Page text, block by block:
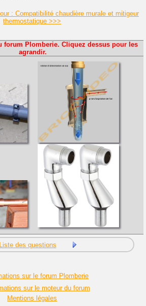
: Compatibilité chaudière murale et mitigeur
thermostatique >>>
forum Plomberie. Cliquez dessus pour les
agrandir.
Liste des questions
sur le forum Plomberie
sur le moteur du forum
Mentions légales